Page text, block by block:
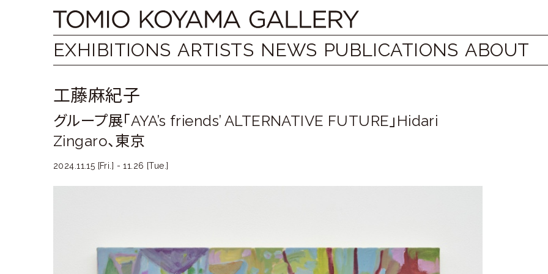
content
Tomio
Koyama
小
山
登
EXHIBITIONS ARTISTS NEWS PUBLICATIONS ABOUT
工藤麻紀子
グループ展「AYA’s friends’ ALTERNATIVE FUTURE」Hidari
Zingaro、東京
2024.11.15 [Fri.] - 11.26 [Tue.]